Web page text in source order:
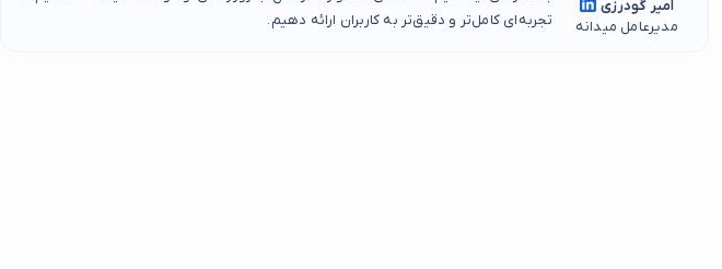
امیر گودرزی
مدیرعامل میدانه
تجربه‌ای کامل‌تر و دقیق‌تر به کاربران ارائه دهیم.